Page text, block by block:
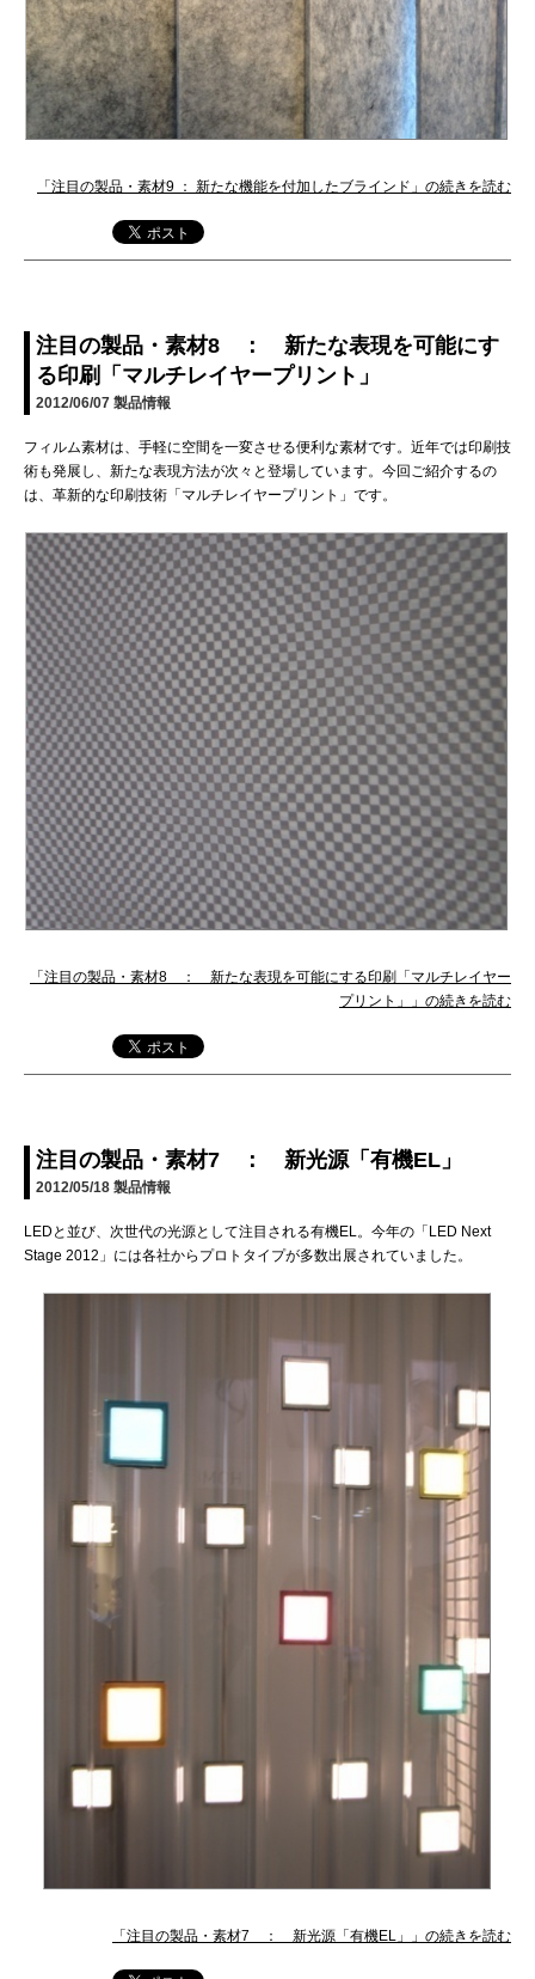
「注目の製品・素材9 ： 新たな機能を付加したブラインド」の続きを読む
注目の製品・素材8 ： 新たな表現を可能にす
る印刷「マルチレイヤープリント」
2012/06/07 製品情報
フィルム素材は、手軽に空間を一変させる便利な素材です。近年では印刷技
術も発展し、新たな表現方法が次々と登場しています。今回ご紹介するの
は、革新的な印刷技術「マルチレイヤープリント」です。
「注目の製品・素材8 ： 新たな表現を可能にする印刷「マルチレイヤー
プリント」」の続きを読む
注目の製品・素材7 ： 新光源「有機EL」
2012/05/18 製品情報
LEDと並び、次世代の光源として注目される有機EL。今年の「LED Next
Stage 2012」には各社からプロトタイプが多数出展されていました。
「注目の製品・素材7 ： 新光源「有機EL」」の続きを読む